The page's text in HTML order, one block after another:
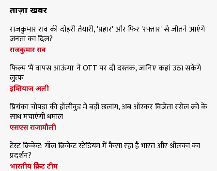
ताज़ा खबरें
राजकुमार राव की दोहरी तैयारी, 'प्रहार' और फिर 'रफ्तार' से जीतने आएंगे
जनता का दिल?
राजकुमार राव
फिल्म 'मैं वापस आऊंगा' ने OTT पर दी दस्तक, जानिए कहां उठा सकेंगे
लुत्फ
इम्तियाज अली
प्रियंका चोपड़ा की हॉलीवुड में बड़ी छलांग, अब ऑस्कर विजेता रसेल क्रो के
साथ मचाएंगी धमाल
एसएस राजामौली
टेस्ट क्रिकेट: गॉल क्रिकेट स्टेडियम में कैसा रहा है भारत और श्रीलंका का
प्रदर्शन?
भारतीय क्रिकेट टीम